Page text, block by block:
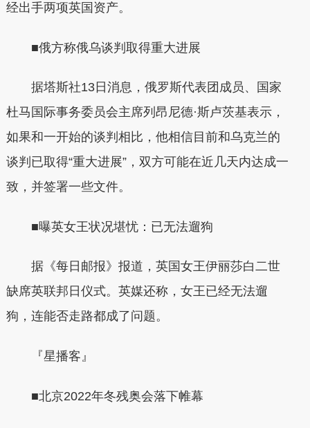
经出手两项英国资产。
■俄方称俄乌谈判取得重大进展
据塔斯社13日消息，俄罗斯代表团成员、国家
杜马国际事务委员会主席列昂尼德·斯卢茨基表示，
如果和一开始的谈判相比，他相信目前和乌克兰的
谈判已取得“重大进展”，双方可能在近几天内达成一
致，并签署一些文件。
■曝英女王状况堪忧：已无法遛狗
据《每日邮报》报道，英国女王伊丽莎白二世
缺席英联邦日仪式。英媒还称，女王已经无法遛
狗，连能否走路都成了问题。
『星播客』
■北京2022年冬残奥会落下帷幕